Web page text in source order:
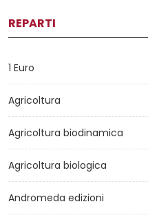
REPARTI
1 Euro
Agricoltura
Agricoltura biodinamica
Agricoltura biologica
Andromeda edizioni